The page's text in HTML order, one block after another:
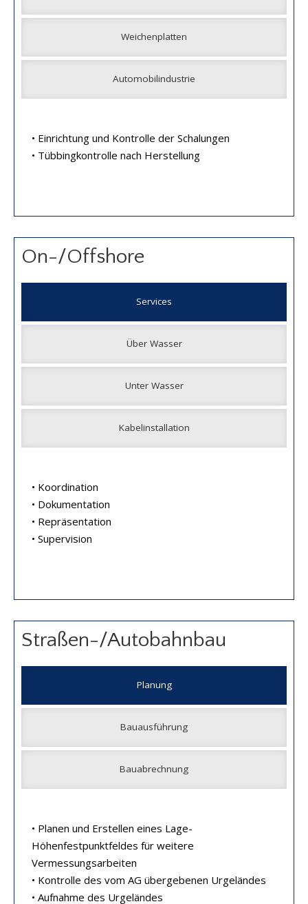
Weichenplatten
Automobilindustrie
• Einrichtung und Kontrolle der Schalungen
• Tübbingkontrolle nach Herstellung
On-/Offshore
Services
Über Wasser
Unter Wasser
Kabelinstallation
• Koordination
• Dokumentation
• Repräsentation
• Supervision
Straßen-/Autobahnbau
Planung
Bauausführung
Bauabrechnung
• Planen und Erstellen eines Lage-
Höhenfestpunktfeldes für weitere
Vermessungsarbeiten
• Kontrolle des vom AG übergebenen Urgeländes
• Aufnahme des Urgeländes